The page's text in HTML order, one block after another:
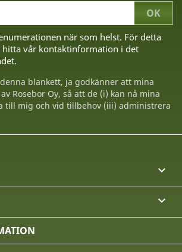
när som helst. För detta
hitta vår kontaktinformation i det
blankett, ja godkänner att mina
Rosebor Oy, så att de (i) kan nå mina
till mig och vid tillbehov (iii) administrera

